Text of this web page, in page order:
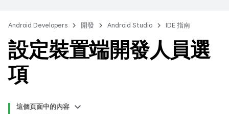
Android Developers 開發 Android Studio IDE 指南
設定裝置端開發人員選
項
這個頁面中的內容